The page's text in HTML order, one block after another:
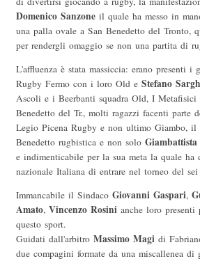
Domenico Sanzone il quale ha messo in
una palla ovale a San Benedetto del Tronto,
per rendergli omaggio se non una partita di
L'affluenza è stata massiccia: erano presenti i
Rugby Fermo con i loro Old e Stefano
Ascoli e i Beerbanti squadra Old, I Metafisici
Benedetto del Tr., molti ragazzi facenti parte
Legio Picena Rugby e non ultimo Giambo,
Benedetto rugbistica e non solo
e indimenticabile per la sua meta la quale
nazionale Italiana di entrare nel torneo del
Immancabile il Sindaco Giovanni Gaspari,
Amato, Vincenzo Rosini anche loro
questo sport.
Guidati dall'arbitro Massimo Magi di
due compagini formate da una miscallenea